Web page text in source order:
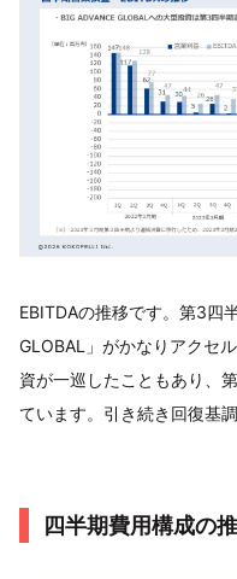
EBITDAの推移です。第3四
GLOBAL」がかなりアクセ
資が一巡したこともあり、
ています。引き続き回復基
四半期費用構成の